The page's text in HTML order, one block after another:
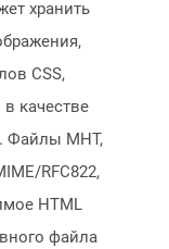
хранить
CSS,
в качестве
Файлы MHT,
RFC822,
HTML
файла